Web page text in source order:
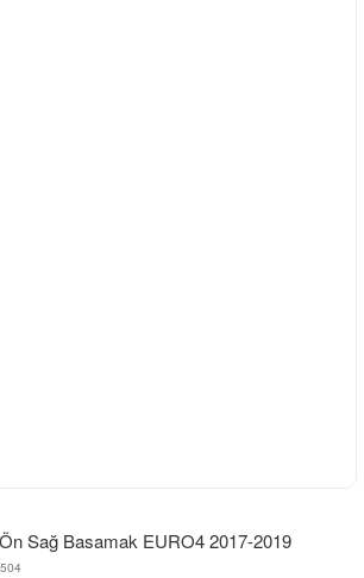
Sağ Basamak EURO4 2017-2019